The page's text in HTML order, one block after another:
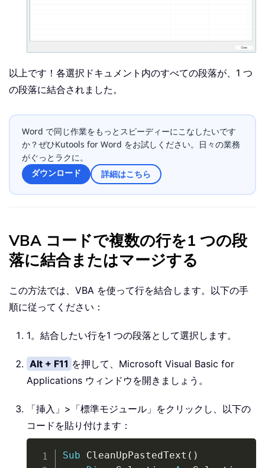
以上です！各選択ドキュメント内のすべての段落が、1 つ
の段落に結合されました。
Word で同じ作業をもっとスピーディーにこなしたいです
か？ぜひKutools for Word をお試しください。日々の業務
がぐっとラクに。
ダウンロード
詳細はこちら
VBA コードで複数の行を1 つの段
落に結合またはマージする
この方法では、VBA を使って行を結合します。以下の手
順に従ってください：
1。結合したい行を1 つの段落として選択します。
Alt + F11 を押して、Microsoft Visual Basic for
Applications ウィンドウを開きましょう。
「挿入」>「標準モジュール」をクリックし、以下の
コードを貼り付けます：
Sub CleanUpPastedText ( )